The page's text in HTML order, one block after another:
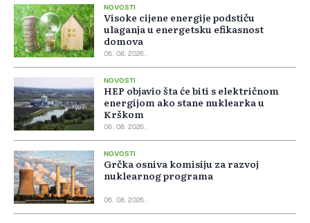
NOVOSTI
Visoke cijene energije podstiču
ulaganja u energetsku efikasnost
domova
06. 08. 2026.
NOVOSTI
HEP objavio šta će biti s električnom
energijom ako stane nuklearka u
Krškom
06. 08. 2026.
NOVOSTI
Grčka osniva komisiju za razvoj
nuklearnog programa
06. 08. 2026.